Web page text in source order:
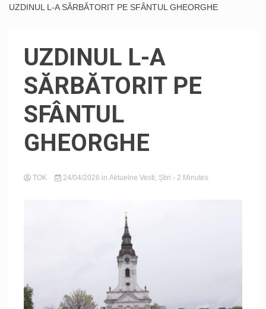
UZDINUL L-A SĂRBĂTORIT PE SFÂNTUL GHEORGHE
UZDINUL L-A
SĂRBĂTORIT PE
SFÂNTUL
GHEORGHE
TOK 24/04/2026 in Aktuelne Vesti, Știri - 2 Minutes